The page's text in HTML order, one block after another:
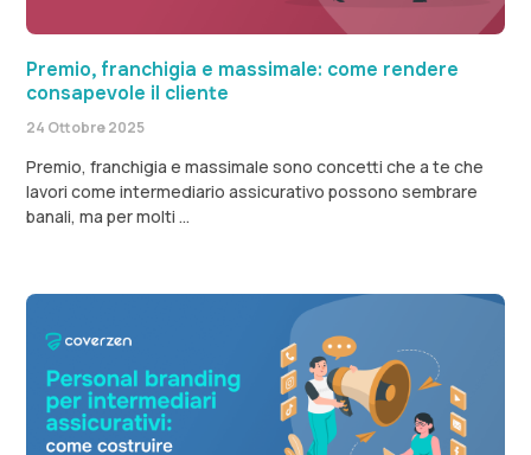
Premio, franchigia e massimale: come rendere
consapevole il cliente
24 Ottobre 2025
Premio, franchigia e massimale sono concetti che a te che
lavori come intermediario assicurativo possono sembrare
banali, ma per molti